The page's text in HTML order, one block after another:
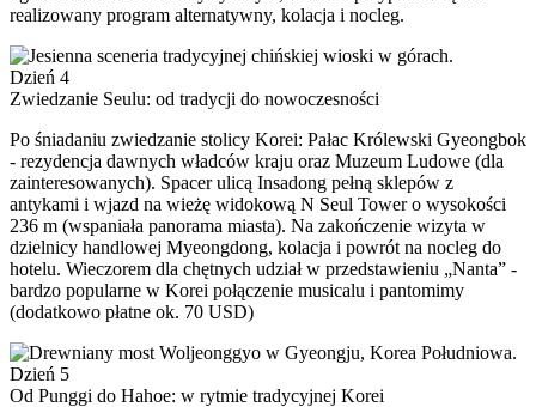
realizowany program alternatywny, kolacja i nocleg.
Dzień 4
Zwiedzanie Seulu: od tradycji do nowoczesności
Po śniadaniu zwiedzanie stolicy Korei: Pałac Królewski Gyeongbok
- rezydencja dawnych władców kraju oraz Muzeum Ludowe (dla
zainteresowanych). Spacer ulicą Insadong pełną sklepów z
antykami i wjazd na wieżę widokową N Seul Tower o wysokości
236 m (wspaniała panorama miasta). Na zakończenie wizyta w
dzielnicy handlowej Myeongdong, kolacja i powrót na nocleg do
hotelu. Wieczorem dla chętnych udział w przedstawieniu „Nanta” -
bardzo popularne w Korei połączenie musicalu i pantomimy
(dodatkowo płatne ok. 70 USD)
Dzień 5
Od Punggi do Hahoe: w rytmie tradycyjnej Korei